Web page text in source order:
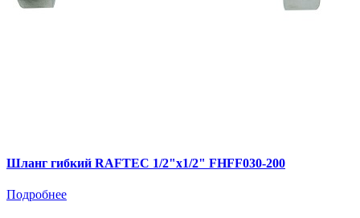
Шланг гибкий RAFTEC 1/2"х1/2" FHFF030-200
Подробнее